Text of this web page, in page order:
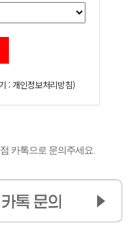
: 개인정보처리방침)
카톡으로 문의주세요.